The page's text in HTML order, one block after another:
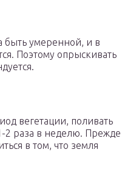
быть умеренной, и в
Поэтому опрыскивать
вегетации, поливать
2 раза в неделю. Прежде
в том, что земля